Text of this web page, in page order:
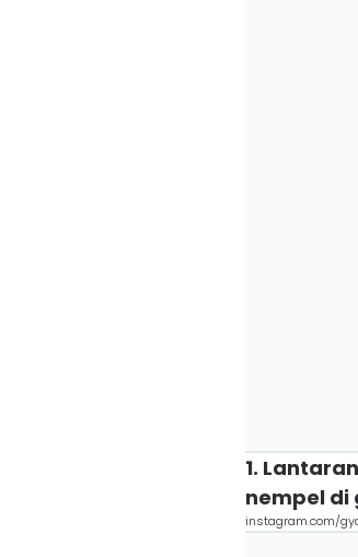
1.
nempel di
instagram.com/